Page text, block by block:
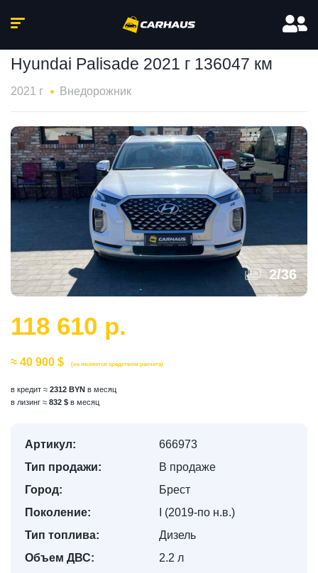
Hyundai Palisade 2021 г 136047 км
2021 г Внедорожник
2/36
118 610 р.
≈ 40 900 $ (не является средством расчета)
в кредит ≈ 2312 BYN в месяц
в лизинг ≈ 832 $ в месяц
Артикул:
666973
Тип продажи:
В продаже
Город:
Брест
Поколение:
I (2019-по н.в.)
Тип топлива:
Дизель
Объем ДВС:
2.2 л